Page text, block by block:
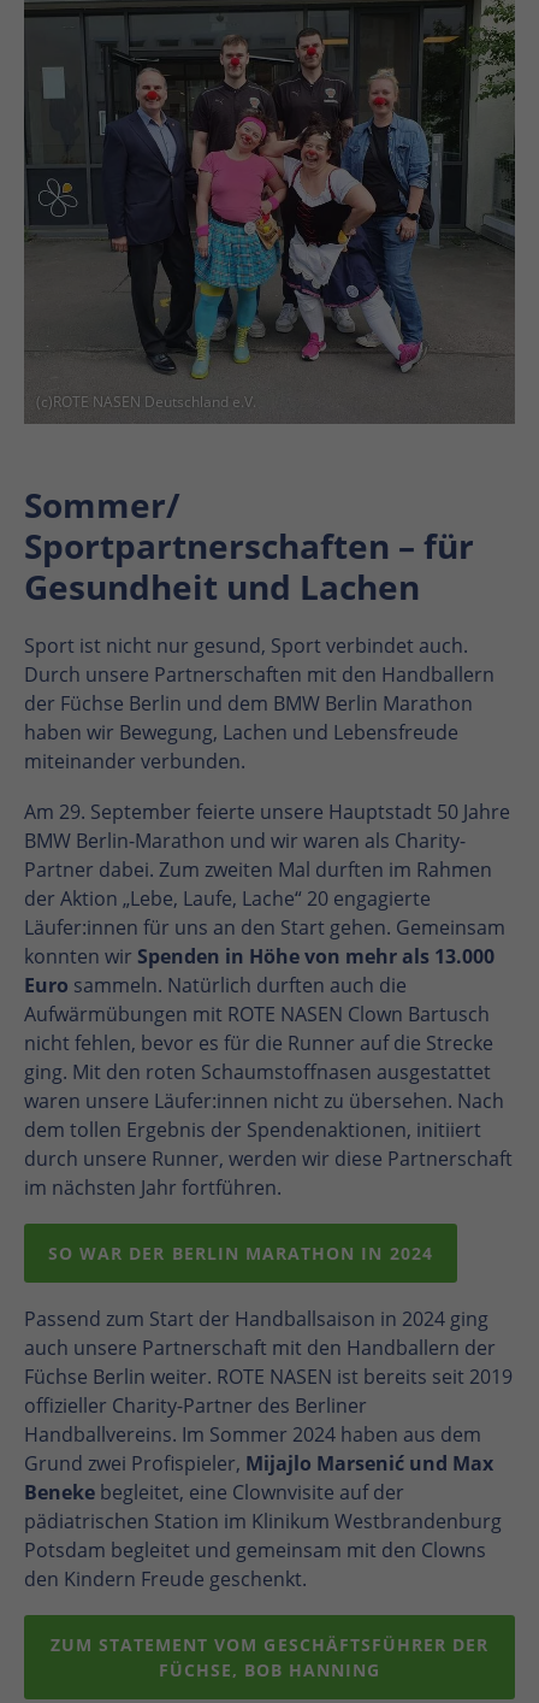
(c)ROTE NASEN Deutschland e.V.
Sommer/
Sportpartnerschaften – für
Gesundheit und Lachen
Sport ist nicht nur gesund, Sport verbindet auch.
Durch unsere Partnerschaften mit den Handballern
der Füchse Berlin und dem BMW Berlin Marathon
haben wir Bewegung, Lachen und Lebensfreude
miteinander verbunden.
Am 29. September feierte unsere Hauptstadt 50 Jahre
BMW Berlin-Marathon und wir waren als Charity-
Partner dabei. Zum zweiten Mal durften im Rahmen
der Aktion „Lebe, Laufe, Lache“ 20 engagierte
Läufer:innen für uns an den Start gehen. Gemeinsam
konnten wir Spenden in Höhe von mehr als 13.000
Euro sammeln. Natürlich durften auch die
Aufwärmübungen mit ROTE NASEN Clown Bartusch
nicht fehlen, bevor es für die Runner auf die Strecke
ging. Mit den roten Schaumstoffnasen ausgestattet
waren unsere Läufer:innen nicht zu übersehen. Nach
dem tollen Ergebnis der Spendenaktionen, initiiert
durch unsere Runner, werden wir diese Partnerschaft
im nächsten Jahr fortführen.
SO WAR DER BERLIN MARATHON IN 2024
Passend zum Start der Handballsaison in 2024 ging
auch unsere Partnerschaft mit den Handballern der
Füchse Berlin weiter. ROTE NASEN ist bereits seit 2019
offizieller Charity-Partner des Berliner
Handballvereins. Im Sommer 2024 haben aus dem
Grund zwei Profispieler, Mijajlo Marsenić und Max
Beneke begleitet, eine Clownvisite auf der
pädiatrischen Station im Klinikum Westbrandenburg
Potsdam begleitet und gemeinsam mit den Clowns
den Kindern Freude geschenkt.
ZUM STATEMENT VOM GESCHÄFTSFÜHRER DER
FÜCHSE, BOB HANNING